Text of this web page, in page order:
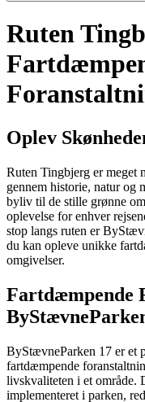
Ruten
Oplev
Ruten Tingbjerg er meget
gennem historie, natur og
byliv til de stille grønne
oplevelse for enhver
stop langs ruten er
du kan opleve unikke
omgivelser.
Fartdæmpende
ByStævneParken 17 er et
fartdæmpende
livskvaliteten i et område.
implementeret i parken,